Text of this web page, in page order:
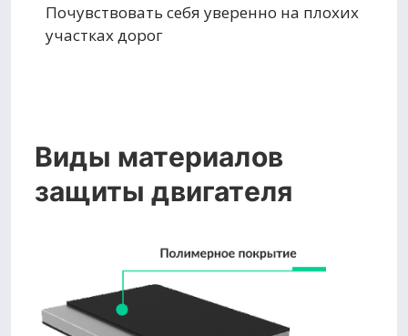
Почувствовать себя уверенно на плохих
участках дорог
Виды материалов
защиты двигателя